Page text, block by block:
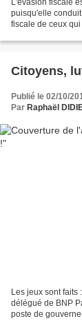
L'évasion fiscale
puisqu'elle
fiscale de ceux
Citoyens,
Publié le 02/10/
Par Raphaël
Les jeux sont faits
délégué de BNP
poste de